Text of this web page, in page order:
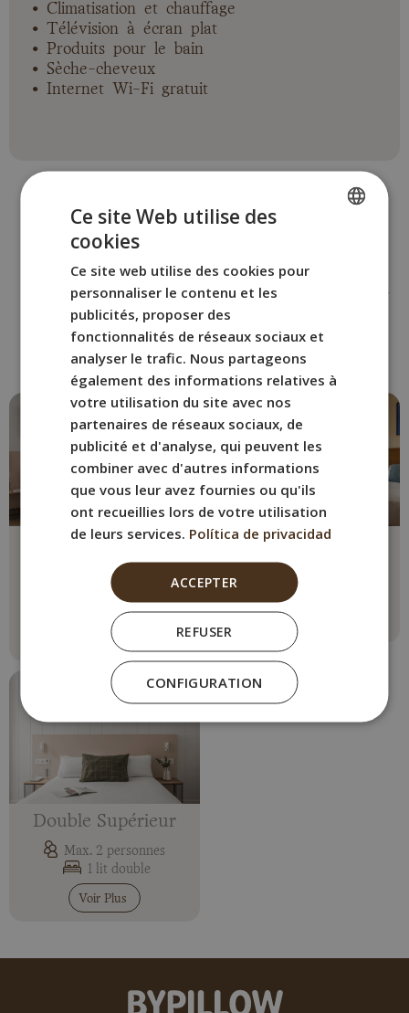
• Climatisation et chauffage
• Télévision à écran plat
• Produits pour le bain
• Sèche-cheveux
• Internet Wi-Fi gratuit
AUTRES PIÈCES
Réservez la chambre BYPILLOW
Erba
qui vous convient le mieux.
Chambre
Individuelle
Max. 1 personne
1 lit simple
Voir Plus
Chambre Triple
Max. 3 personnes
1 lit double + 1 simple
Voir Plus
Double Supérieur
Max. 2 personnes
1 lit double
Voir Plus
ENGLISH
ITALIAN
Ce site Web utilise des
cookies
Ce site web utilise des cookies pour
personnaliser le contenu et les
publicités, proposer des
fonctionnalités de réseaux sociaux et
analyser le trafic. Nous partageons
également des informations relatives à
votre utilisation du site avec nos
partenaires de réseaux sociaux, de
publicité et d'analyse, qui peuvent les
combiner avec d'autres informations
que vous leur avez fournies ou qu'ils
ont recueillies lors de votre utilisation
de leurs services. Política de privacidad
ACCEPTER
REFUSER
CONFIGURATION